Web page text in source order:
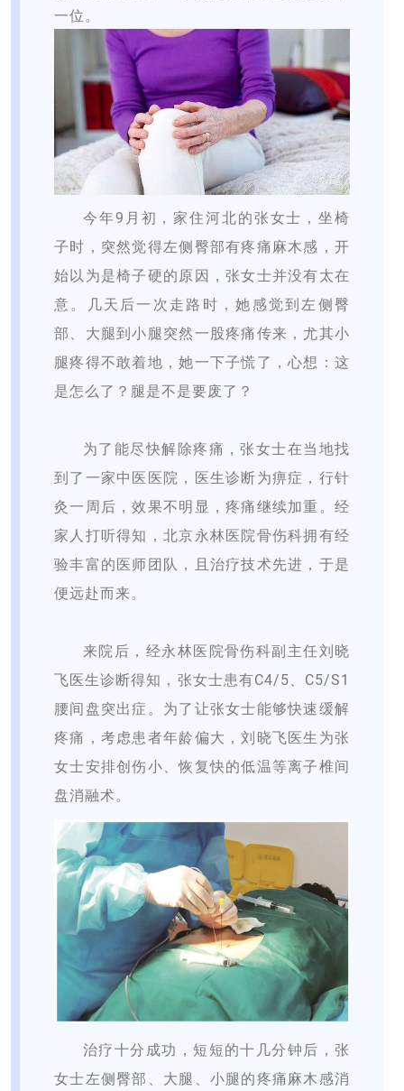
一位。
今年9月初，家住河北的张女士，坐椅
子时，突然觉得左侧臀部有疼痛麻木感，开
始以为是椅子硬的原因，张女士并没有太在
意。几天后一次走路时，她感觉到左侧臀
部、大腿到小腿突然一股疼痛传来，尤其小
腿疼得不敢着地，她一下子慌了，心想：这
是怎么了？腿是不是要废了？
为了能尽快解除疼痛，张女士在当地找
到了一家中医医院，医生诊断为痹症，行针
灸一周后，效果不明显，疼痛继续加重。经
家人打听得知，北京永林医院骨伤科拥有经
验丰富的医师团队，且治疗技术先进，于是
便远赴而来。
来院后，经永林医院骨伤科副主任刘晓
飞医生诊断得知，张女士患有C4/5、C5/S1
腰间盘突出症。为了让张女士能够快速缓解
疼痛，考虑患者年龄偏大，刘晓飞医生为张
女士安排创伤小、恢复快的低温等离子椎间
盘消融术。
治疗十分成功，短短的十几分钟后，张
女士左侧臀部、大腿、小腿的疼痛麻木感消